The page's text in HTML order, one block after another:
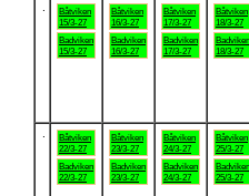
Båtviken
15/3-27
Badviken
15/3-27
Båtviken
16/3-27
Badviken
16/3-27
Båtviken
17/3-27
Badviken
17/3-27
Båtviken
18/3-27
Badviken
18/3-27
Båtviken
22/3-27
Badviken
22/3-27
Båtviken
23/3-27
Badviken
23/3-27
Båtviken
24/3-27
Badviken
24/3-27
Båtviken
25/3-27
Badviken
25/3-27